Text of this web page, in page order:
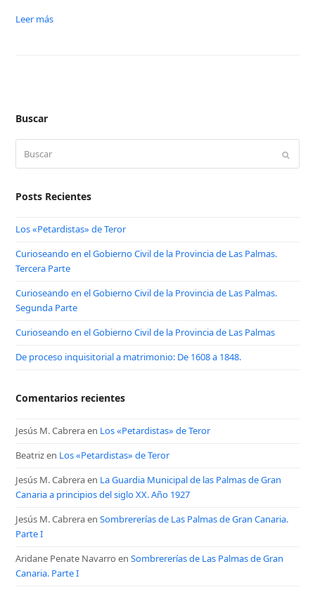
Leer más
Buscar
Posts Recientes
Los «Petardistas» de Teror
Curioseando en el Gobierno Civil de la Provincia de Las Palmas.
Tercera Parte
Curioseando en el Gobierno Civil de la Provincia de Las Palmas.
Segunda Parte
Curioseando en el Gobierno Civil de la Provincia de Las Palmas
De proceso inquisitorial a matrimonio: De 1608 a 1848.
Comentarios recientes
Jesús M. Cabreraen Los «Petardistas» de Teror
Beatrizen Los «Petardistas» de Teror
Jesús M. Cabreraen La Guardia Municipal de las Palmas de Gran
Canaria a principios del siglo XX. Año 1927
Jesús M. CabreraenSombrererías de Las Palmas de Gran Canaria.
Parte I
Aridane Penate Navarro enSombrererías de Las Palmas de Gran
Canaria. Parte I